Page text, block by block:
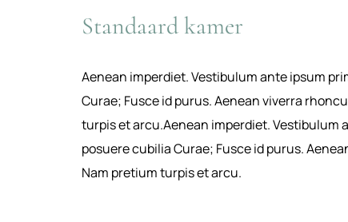
Standaard kamer
Aenean imperdiet. Vestibulum ante ipsum
Curae; Fusce id purus. Aenean viverra
turpis et arcu.Aenean imperdiet.
posuere cubilia Curae; Fusce id purus.
Nam pretium turpis et arcu.